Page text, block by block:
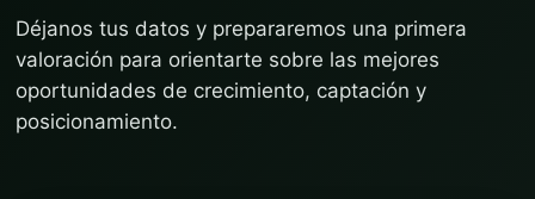
Déjanos tus datos y prepararemos una primera
valoración para orientarte sobre las mejores
oportunidades de crecimiento, captación y
posicionamiento.